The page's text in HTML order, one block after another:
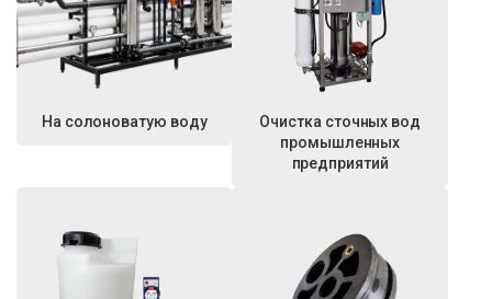
На солоноватую воду
Очистка сточных вод
промышленных
предприятий